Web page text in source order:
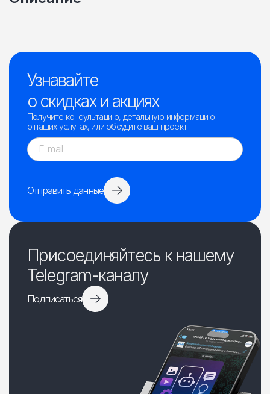
Узнавайте
о скидках и акциях
Получите консультацию, детальную информацию
о наших услугах, или обсудите ваш проект
Отправить данные
Присоединяйтесь к нашему
Telegram-каналу
Подписаться